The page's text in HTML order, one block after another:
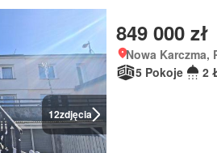
12zdjęcia
849 000 zł
Nowa Karczma,
5 Pokoje
2